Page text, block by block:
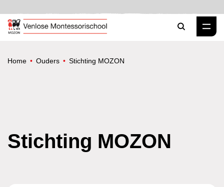
Zoeken
Home Ouders Stichting MOZON
Stichting MOZON